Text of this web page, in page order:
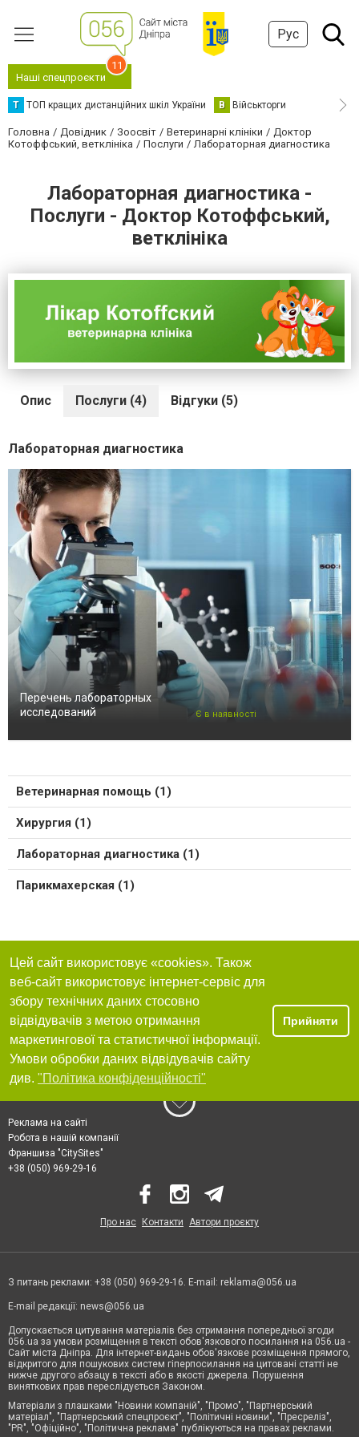
Рус
Наші спецпроєкти
11
Т ТОП кращих дистанційних шкіл України В Військторги
Головна Довідник Зоосвіт Ветеринарні клініки
Доктор
Котоффський, ветклініка
Послуги Лабораторная диагностика
Лабораторная диагностика -
Послуги - Доктор Котоффський,
ветклініка
Опис Послуги (4) Відгуки (5)
Лабораторная диагностика
Перечень лабораторных
исследований
Є в наявності
Ветеринарная помощь (1)
Хирургия (1)
Лабораторная диагностика (1)
Парикмахерская (1)
Цей сайт використовує «cookies». Також
веб-сайт використовує інтернет-сервіс для
збору технічних даних стосовно
відвідувачів з метою отримання
маркетингової та статистичної інформації.
Умови обробки даних відвідувачів сайту
див. "Політика конфіденційності"
Прийняти
Реклама на сайті
Робота в нашій компанії
Франшиза "CitySites"
+38 (050) 969-29-16
Про нас Контакти Автори проєкту
З питань реклами: +38 (050) 969-29-16. E-mail: reklama@056.ua
E-mail редакції: news@056.ua
Допускається цитування матеріалів без отримання попередньої згоди
056.ua за умови розміщення в тексті обов'язкового посилання на 056.ua -
Сайт міста Дніпра. Для інтернет-видань обов'язкове розміщення прямого,
відкритого для пошукових систем гіперпосилання на цитовані статті не
нижче другого абзацу в тексті або в якості джерела. Порушення
виняткових прав переслідується Законом.
Матеріали з плашками "Новини компаній", "Промо", "Партнерський
матеріал", "Партнерський спецпроєкт", "Політичні новини", "Пресреліз",
"PR", "Офіційно", "Політична реклама" публікуються на правах реклами.